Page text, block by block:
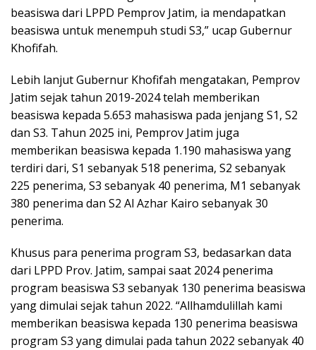
beasiswa dari LPPD Pemprov Jatim, ia mendapatkan
beasiswa untuk menempuh studi S3,” ucap Gubernur
Khofifah.
Lebih lanjut Gubernur Khofifah mengatakan, Pemprov
Jatim sejak tahun 2019-2024 telah memberikan
beasiswa kepada 5.653 mahasiswa pada jenjang S1, S2
dan S3. Tahun 2025 ini, Pemprov Jatim juga
memberikan beasiswa kepada 1.190 mahasiswa yang
terdiri dari, S1 sebanyak 518 penerima, S2 sebanyak
225 penerima, S3 sebanyak 40 penerima, M1 sebanyak
380 penerima dan S2 Al Azhar Kairo sebanyak 30
penerima.
Khusus para penerima program S3, bedasarkan data
dari LPPD Prov. Jatim, sampai saat 2024 penerima
program beasiswa S3 sebanyak 130 penerima beasiswa
yang dimulai sejak tahun 2022. “Allhamdulillah kami
memberikan beasiswa kepada 130 penerima beasiswa
program S3 yang dimulai pada tahun 2022 sebanyak 40